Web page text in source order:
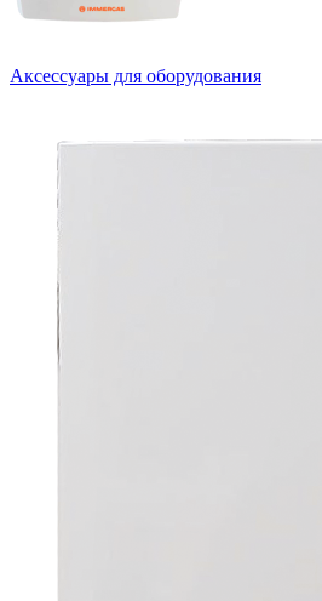
Аксессуары для оборудования